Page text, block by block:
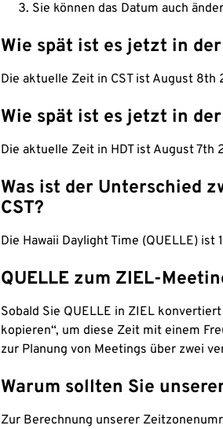
Sie können das Datum auch
Wie spät ist es jetzt in der
Die aktuelle Zeit in CST ist August 8th
Wie spät ist es jetzt in
Die aktuelle Zeit in HDT ist August 7th
Was ist der Unterschied
CST?
Die Hawaii Daylight Time (QUELLE) ist
QUELLE zum ZIEL-
Sobald Sie QUELLE in ZIEL
kopieren“, um diese Zeit mit einem
zur Planung von Meetings über zwei
Warum sollten Sie
Zur Berechnung unserer